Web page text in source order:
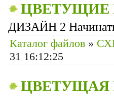
ЦВЕТУЩИЕ
ДИЗАЙН 2
Каталог файлов »
31 16:12:25
ЦВЕТУЩАЯ